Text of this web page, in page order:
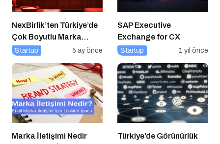
NexBirlik’ten Türkiye’de
Çok Boyutlu Marka
Hamlesi
Startup 5 ay önce
SAP Executive
Exchange for CX
Startup 1 yıl önce
Marka İletişimi Nedir
Türkiye’de Görünürlük